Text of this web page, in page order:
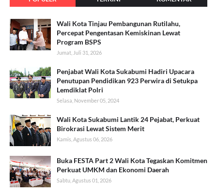
Wali Kota Tinjau Pembangunan Rutilahu,
Percepat Pengentasan Kemiskinan Lewat
Program BSPS
Jumat, Juli 31, 2026
Penjabat Wali Kota Sukabumi Hadiri Upacara
Penutupan Pendidikan 923 Perwira di Setukpa
Lemdiklat Polri
Selasa, November 05, 2024
Wali Kota Sukabumi Lantik 24 Pejabat, Perkuat
Birokrasi Lewat Sistem Merit
Kamis, Agustus 06, 2026
Buka FESTA Part 2 Wali Kota Tegaskan Komitmen
Perkuat UMKM dan Ekonomi Daerah
Sabtu, Agustus 01, 2026